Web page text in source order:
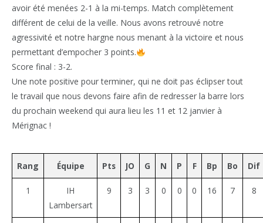
avoir été menées 2-1 à la mi-temps. Match complètement
différent de celui de la veille. Nous avons retrouvé notre
agressivité et notre hargne nous menant à la victoire et nous
permettant d’empocher 3 points.
Score final : 3-2.
Une note positive pour terminer, qui ne doit pas éclipser tout
le travail que nous devons faire afin de redresser la barre lors
du prochain weekend qui aura lieu les 11 et 12 janvier à
Mérignac !
Rang Équipe Pts JO G N P F Bp Bo Dif
1
IH
Lambersart
9 3 3 0 0 0 16 7 8